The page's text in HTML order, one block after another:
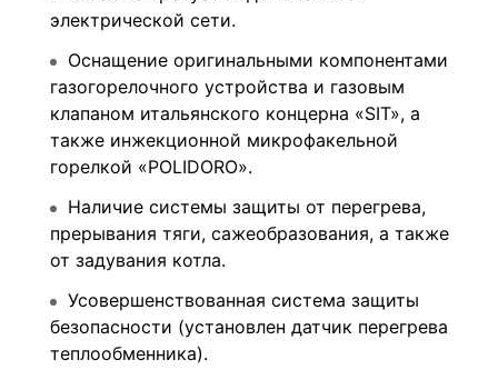
электрической сети.
Оснащение оригинальными компонентами
газогорелочного устройства и газовым
клапаном итальянского концерна «SIT», а
также инжекционной микрофакельной
горелкой «POLIDORO».
Наличие системы защиты от перегрева,
прерывания тяги, сажеобразования, а также
от задувания котла.
Усовершенствованная система защиты
безопасности (установлен датчик перегрева
теплообменника).